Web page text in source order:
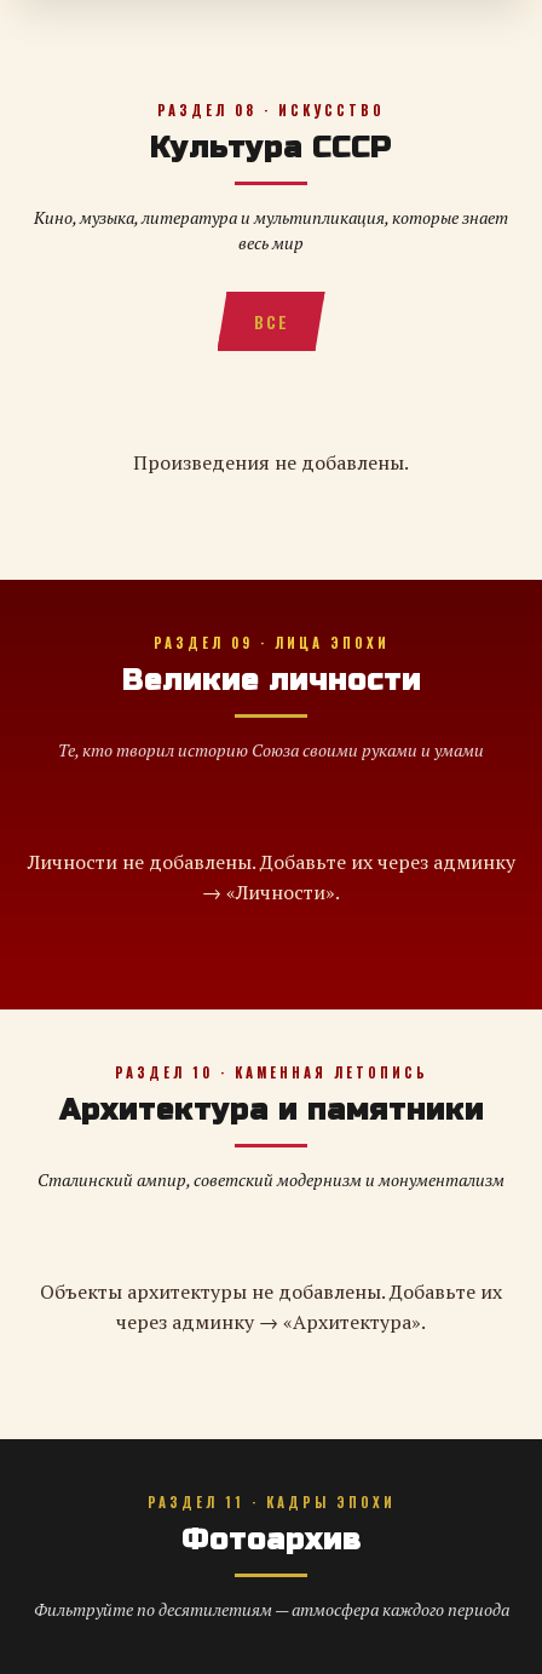
РАЗДЕЛ 08 · ИСКУССТВО
Культура СССР
Кино, музыка, литература и мультипликация, которые знает
весь мир
ВСЕ
Произведения не добавлены.
РАЗДЕЛ 09 · ЛИЦА ЭПОХИ
Великие личности
Те, кто творил историю Союза своими руками и умами
Личности не добавлены. Добавьте их через админку
→ «Личности».
РАЗДЕЛ 10 · КАМЕННАЯ ЛЕТОПИСЬ
Архитектура и памятники
Сталинский ампир, советский модернизм и монументализм
Объекты архитектуры не добавлены. Добавьте их
через админку → «Архитектура».
РАЗДЕЛ 11 · КАДРЫ ЭПОХИ
Фотоархив
Фильтруйте по десятилетиям — атмосфера каждого периода